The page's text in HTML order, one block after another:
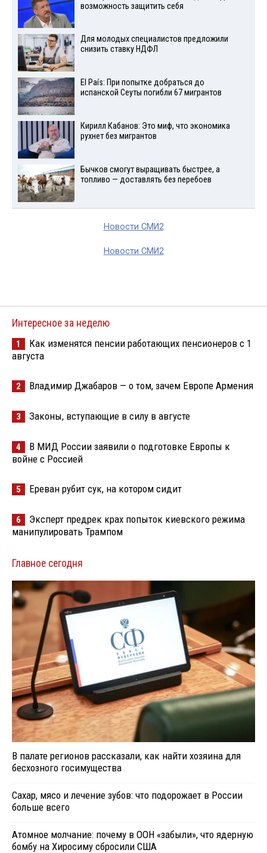
возможность защитить себя
Для молодых специалистов предложили
снизить ставку НДФЛ
El País: При попытке добраться до
испанской Сеуты погибли 67 мигрантов
Кирилл Кабанов: Это миф, что экономика
рухнет без мигрантов
Бычков смогут выращивать быстрее, а
топливо — доставлять без перебоев
Новости СМИ2
Новости СМИ2
Интересное за неделю
1
Как изменятся пенсии работающих пенсионеров с 1
августа
2 Владимир Джабаров — о том, зачем Европе Армения
3 Законы, вступающие в силу в августе
4
В МИД России заявили о подготовке Европы к
войне с Россией
5 Ереван рубит сук, на котором сидит
6
Эксперт предрек крах попыток киевского режима
манипулировать Трампом
Главное сегодня
В палате регионов рассказали, как найти хозяина для
бесхозного госимущества
Сахар, мясо и лечение зубов: что подорожает в России
больше всего
Атомное молчание: почему в ООН «забыли», что ядерную
бомбу на Хиросиму сбросили США